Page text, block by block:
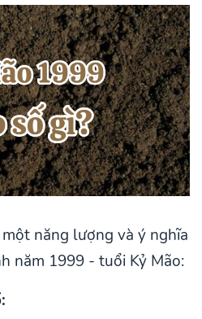
năng lượng và ý nghĩa
năm 1999 - tuổi Kỷ Mão: